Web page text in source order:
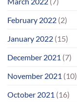
February 2022 (2)
January 2022 (15)
December 2021 (7)
November 2021 (10)
October 2021 (16)